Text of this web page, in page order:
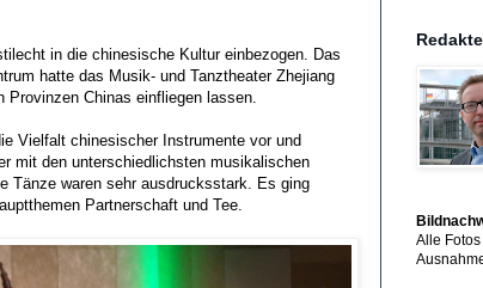
in die chinesische Kultur einbezogen. Das
hatte das Musik- und Tanztheater Zhejiang
Provinzen Chinas einfliegen lassen.
Vielfalt chinesischer Instrumente vor und
mit den unterschiedlichsten musikalischen
Tänze waren sehr ausdrucksstark. Es ging
Partnerschaft und Tee.
Alle